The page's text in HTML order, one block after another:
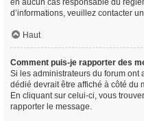
en aucun cas responsable du
d’informations, veuillez contacter
Haut
Comment puis-je rapporter des
Si les administrateurs du forum ont
dédié devrait être affiché à côté du
En cliquant sur celui-ci, vous
rapporter le message.